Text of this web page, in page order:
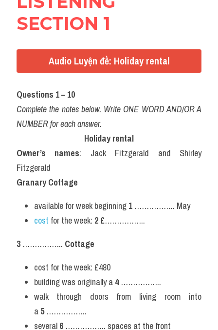
SECTION 1
Audio Luyện đề: Holiday rental
Questions 1 – 10
Complete the notes below. Write ONE WORD AND/OR A
NUMBER for each answer.
Holiday rental
Owner’s names: Jack Fitzgerald and Shirley
Fitzgerald
Granary Cottage
available for week beginning 1 …………….. May
cost for the week: 2 £……………..
3 …………….. Cottage
cost for the week: £480
building was originally a 4 ……………..
walk through doors from living room into
a 5 ……………..
several 6 …………….. spaces at the front